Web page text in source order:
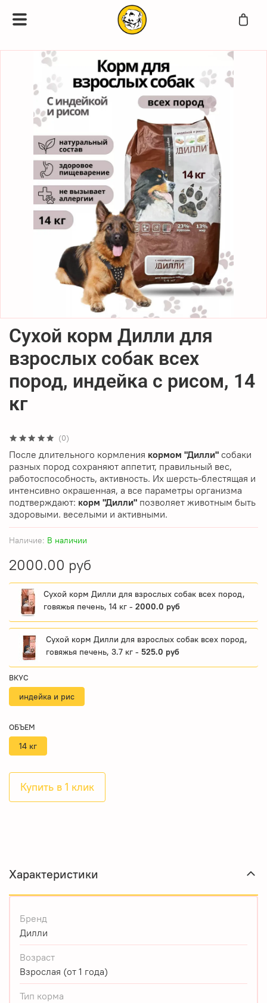
(0)
Наличие: В наличии
Сухой корм Дилли для
взрослых собак всех
пород, индейка с рисом, 14
кг
2000.00 руб
Сухой корм Дилли для взрослых собак всех пород,
говяжья печень, 14 кг - 2000.0 руб
Сухой корм Дилли для взрослых собак всех пород,
говяжья печень, 3.7 кг - 525.0 руб
Купить в 1 клик
ВКУС
индейка и рис
ОБЪЕМ
14 кг
После длительного кормления кормом "Дилли" собаки
разных пород сохраняют аппетит, правильный вес,
работоспособность, активность. Их шерсть-блестящая и
интенсивно окрашенная, а все параметры организма
подтверждают: корм "Дилли" позволяет животным быть
здоровыми. веселыми и активными.
Характеристики
Бренд
Дилли
Возраст
Взрослая (от 1 года)
Тип корма